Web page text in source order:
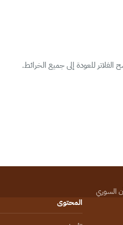
للعودة إلى جميع الخرائط.
السوري
المحتوى